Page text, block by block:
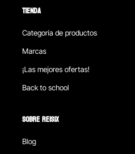
TIENDA
Categoría de productos
Marcas
¡Las mejores ofertas!
Back to school
SOBRE REISIX
Blog